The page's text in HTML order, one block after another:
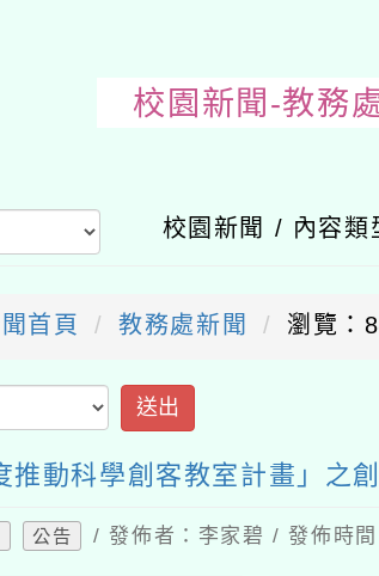
校園新聞-教務
校園新聞 / 內容類
首頁 教務處新聞 瀏覽：
送出
推動科學創客教室計畫」之
公告 / 發佈者：李家碧 / 發佈時